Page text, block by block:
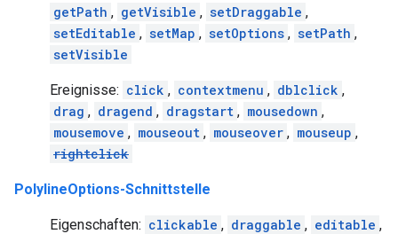
getPath , getVisible , setDraggable ,
setEditable , setMap , setOptions , setPath ,
setVisible
Ereignisse: click , contextmenu , dblclick ,
drag , dragend , dragstart , mousedown ,
mousemove , mouseout , mouseover , mouseup ,
rightclick
PolylineOptions-Schnittstelle
Eigenschaften: clickable , draggable , editable ,